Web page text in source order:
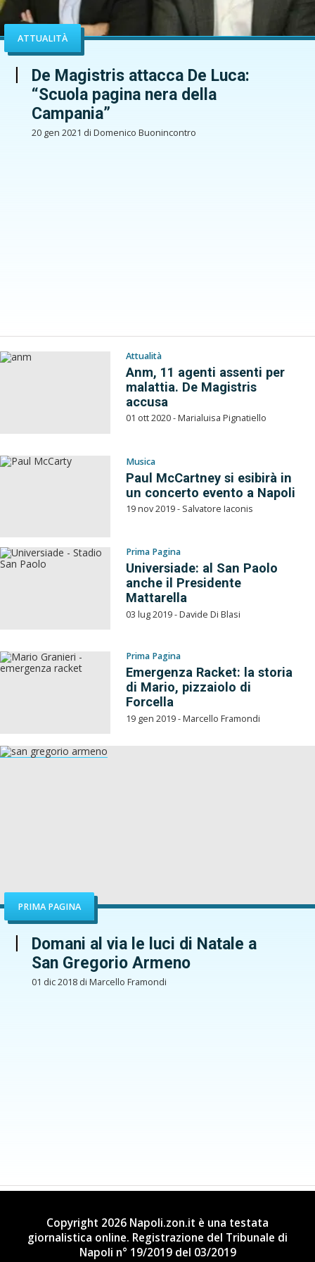
ATTUALITÀ
De Magistris attacca De Luca:
“Scuola pagina nera della
Campania”
20 gen 2021 di Domenico Buonincontro
Attualità
Anm, 11 agenti assenti per
malattia. De Magistris
accusa
01 ott 2020 - Marialuisa Pignatiello
Musica
Paul McCartney si esibirà in
un concerto evento a Napoli
19 nov 2019 - Salvatore Iaconis
Prima Pagina
Universiade: al San Paolo
anche il Presidente
Mattarella
03 lug 2019 - Davide Di Blasi
Prima Pagina
Emergenza Racket: la storia
di Mario, pizzaiolo di
Forcella
19 gen 2019 - Marcello Framondi
PRIMA PAGINA
Domani al via le luci di Natale a
San Gregorio Armeno
01 dic 2018 di Marcello Framondi
Copyright 2026 Napoli.zon.it è una testata
giornalistica online. Registrazione del Tribunale di
Napoli n° 19/2019 del 03/2019